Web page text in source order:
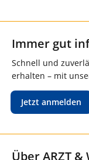
Immer gut
Schnell und
erhalten – mit
Jetzt anmelden
Über ARZT &